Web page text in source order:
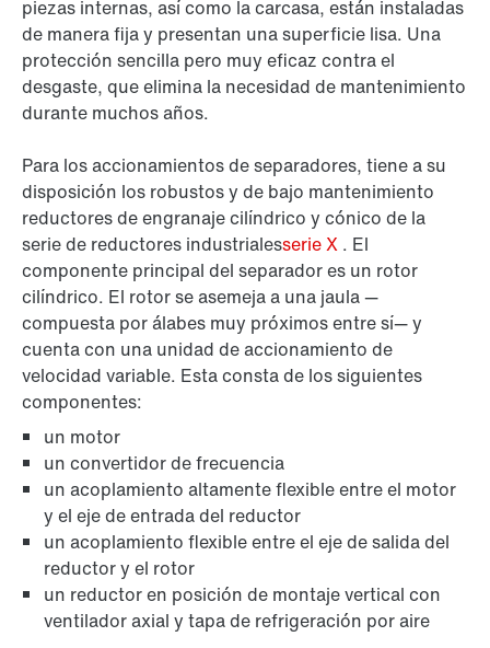
piezas internas, así como la carcasa, están instaladas
de manera fija y presentan una superficie lisa. Una
protección sencilla pero muy eficaz contra el
desgaste, que elimina la necesidad de mantenimiento
durante muchos años.
Para los accionamientos de separadores, tiene a su
disposición los robustos y de bajo mantenimiento
reductores de engranaje cilíndrico y cónico de la
serie de reductores industrialesserie X . El
componente principal del separador es un rotor
cilíndrico. El rotor se asemeja a una jaula —
compuesta por álabes muy próximos entre sí— y
cuenta con una unidad de accionamiento de
velocidad variable. Esta consta de los siguientes
componentes:
un motor
un convertidor de frecuencia
un acoplamiento altamente flexible entre el motor
y el eje de entrada del reductor
un acoplamiento flexible entre el eje de salida del
reductor y el rotor
un reductor en posición de montaje vertical con
ventilador axial y tapa de refrigeración por aire